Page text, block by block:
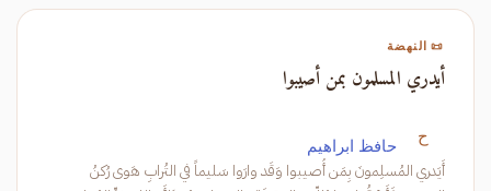
📜 النهضة
أيدري المسلمون بمن أصيبوا
ح حافظ ابراهيم
أَيَدري المُسلِمونَ بِمَن أُصيبوا وَقَد وارَوا سَليماً في التُرابِ هَوى رُكنُ